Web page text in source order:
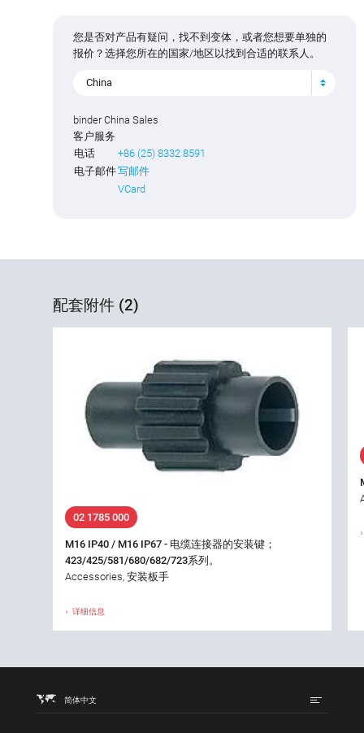
您是否对产品有疑问，找不到变体，或者您想要单独的
报价？选择您所在的国家/地区以找到合适的联系人。
China
binder China Sales
客户服务
电话
+86 (25) 8332 8591
电子邮件写邮件
VCard
配套附件 (2)
02 1785 000
M16 IP40 / M16 IP67 - 电缆连接器的安装键；
423/425/581/680/682/723系列。
Accessories, 安装板手
详细信息
简体中文